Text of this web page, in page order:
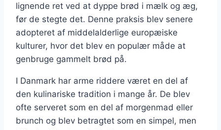
lignende ret ved at dyppe brød i mælk og æg,
før de stegte det. Denne praksis blev senere
adopteret af middelalderlige europæiske
kulturer, hvor det blev en populær måde at
genbruge gammelt brød på.
I Danmark har arme riddere været en del af
den kulinariske tradition i mange år. De blev
ofte serveret som en del af morgenmad eller
brunch og blev betragtet som en simpel, men